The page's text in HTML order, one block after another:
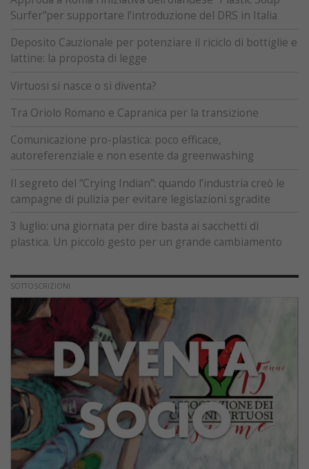
Surfer”per supportare l’introduzione del DRS in Italia
Deposito Cauzionale per potenziare il riciclo di bottiglie e
lattine: la proposta di legge
Virtuosi si nasce o si diventa?
Tra Oriolo Romano e Capranica per la transizione
Comunicazione pro-plastica: poco efficace,
autoreferenziale e non esente da greenwashing
Il segreto del “Crying Indian”: quando l’industria creò le
campagne di pulizia per evitare legislazioni sgradite
3 luglio: una giornata per dire basta ai sacchetti di
plastica. Un piccolo gesto per un grande cambiamento
SOTTOSCRIZIONI